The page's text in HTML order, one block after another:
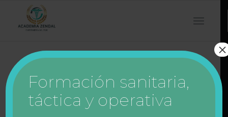
Modalidad Online
Formación sanitaria,
táctica y operativa
×